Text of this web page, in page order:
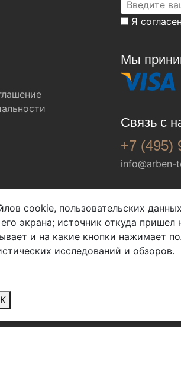
Я
Мы
Связь с
+7 (495)
info@arben-
cookie, пользовательских
экрана; источник откуда пришел
и на какие кнопки нажимает
исследований и обзоров.